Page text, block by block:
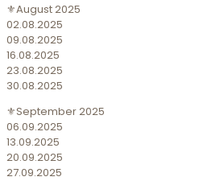
⚜️August 2025
02.08.2025
09.08.2025
16.08.2025
23.08.2025
30.08.2025
⚜️September 2025
06.09.2025
13.09.2025
20.09.2025
27.09.2025